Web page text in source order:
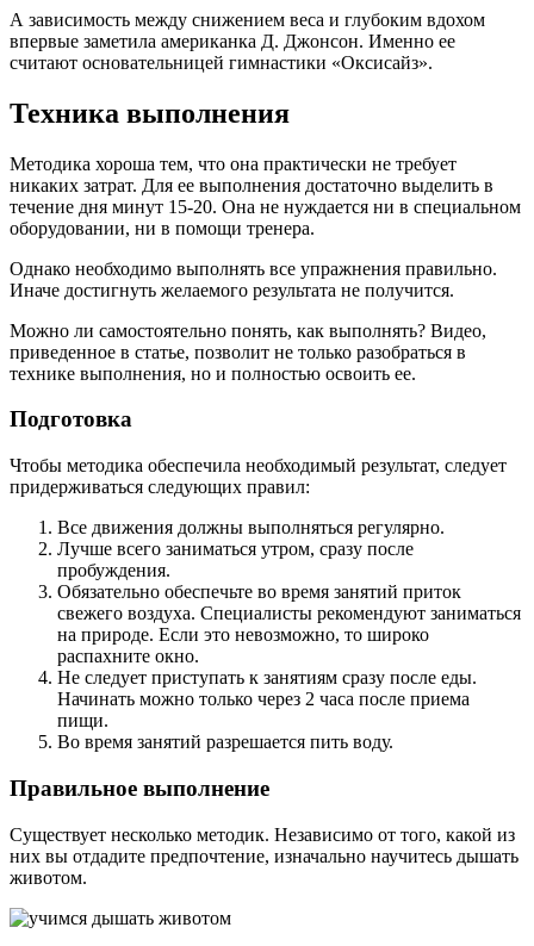
А зависимость между снижением веса и глубоким вдохом
впервые заметила американка Д. Джонсон. Именно ее
считают основательницей гимнастики «Оксисайз».
Техника выполнения
Методика хороша тем, что она практически не требует
никаких затрат. Для ее выполнения достаточно выделить в
течение дня минут 15-20. Она не нуждается ни в специальном
оборудовании, ни в помощи тренера.
Однако необходимо выполнять все упражнения правильно.
Иначе достигнуть желаемого результата не получится.
Можно ли самостоятельно понять, как выполнять? Видео,
приведенное в статье, позволит не только разобраться в
технике выполнения, но и полностью освоить ее.
Подготовка
Чтобы методика обеспечила необходимый результат, следует
придерживаться следующих правил:
Все движения должны выполняться регулярно.
Лучше всего заниматься утром, сразу после
пробуждения.
Обязательно обеспечьте во время занятий приток
свежего воздуха. Специалисты рекомендуют заниматься
на природе. Если это невозможно, то широко
распахните окно.
Не следует приступать к занятиям сразу после еды.
Начинать можно только через 2 часа после приема
пищи.
Во время занятий разрешается пить воду.
Правильное выполнение
Существует несколько методик. Независимо от того, какой из
них вы отдадите предпочтение, изначально научитесь дышать
животом.